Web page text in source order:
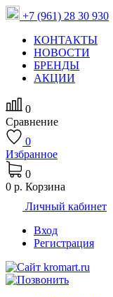
+7 (961) 28 30 930
КОНТАКТЫ
НОВОСТИ
БРЕНДЫ
АКЦИИ
0
Сравнение
0
Избранное
0
0 р. Корзина
Личный кабинет
Вход
Регистрация